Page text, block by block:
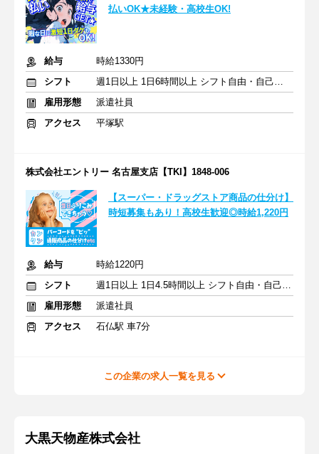
払いOK★未経験・高校生OK!
給与
時給1330円
シフト
週1日以上 1日6時間以上 シフト自由・自己申告
雇用形態
派遣社員
アクセス
平塚駅
株式会社エントリー 名古屋支店【TKI】1848-006
【スーパー・ドラッグストア商品の仕分け】
時短募集もあり！高校生歓迎◎時給1,220円
給与
時給1220円
シフト
週1日以上 1日4.5時間以上 シフト自由・自己申告
雇用形態
派遣社員
アクセス
石仏駅 車7分
この企業の求人一覧を見る
大黒天物産株式会社